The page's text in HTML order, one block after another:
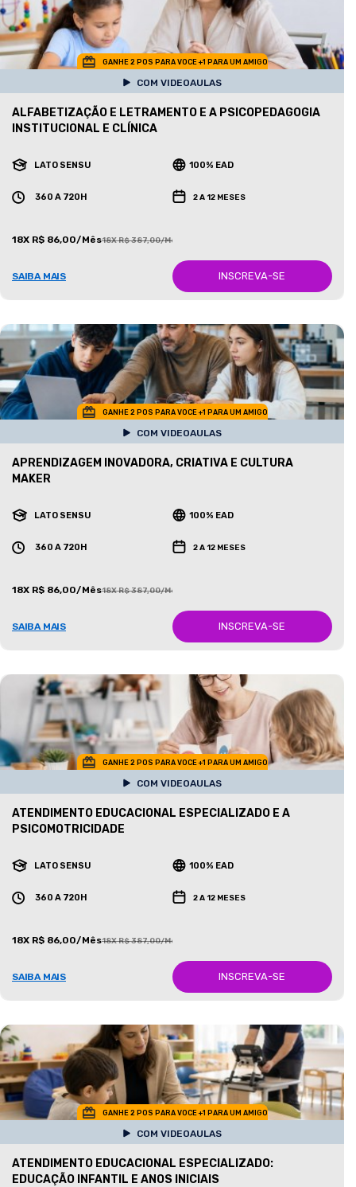
GANHE 2 POS PARA VOCE +1 PARA UM AMIGO
COM VIDEOAULAS
ALFABETIZAÇÃO E LETRAMENTO E A PSICOPEDAGOGIA
INSTITUCIONAL E CLÍNICA
LATO SENSU 100% EAD
360 A 720H 2 A 12 MESES
18X R$ 86,00/Mês18X R$ 387,00/Mês
SAIBA MAIS INSCREVA-SE
GANHE 2 POS PARA VOCE +1 PARA UM AMIGO
COM VIDEOAULAS
APRENDIZAGEM INOVADORA, CRIATIVA E CULTURA
MAKER
LATO SENSU 100% EAD
360 A 720H 2 A 12 MESES
18X R$ 86,00/Mês18X R$ 387,00/Mês
SAIBA MAIS INSCREVA-SE
GANHE 2 POS PARA VOCE +1 PARA UM AMIGO
COM VIDEOAULAS
ATENDIMENTO EDUCACIONAL ESPECIALIZADO E A
PSICOMOTRICIDADE
LATO SENSU 100% EAD
360 A 720H 2 A 12 MESES
18X R$ 86,00/Mês18X R$ 387,00/Mês
SAIBA MAIS INSCREVA-SE
GANHE 2 POS PARA VOCE +1 PARA UM AMIGO
COM VIDEOAULAS
ATENDIMENTO EDUCACIONAL ESPECIALIZADO:
EDUCAÇÃO INFANTIL E ANOS INICIAIS